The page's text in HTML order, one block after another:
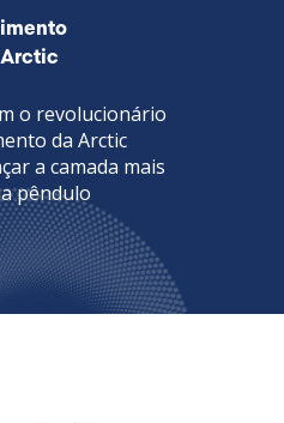
o revolucionário
da Arctic
a camada mais
pêndulo